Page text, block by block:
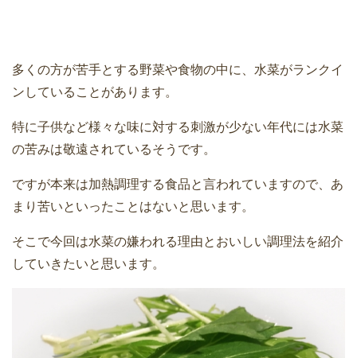
多くの方が苦手とする野菜や食物の中に、水菜がランクイ
ンしていることがあります。
特に子供など様々な味に対する刺激が少ない年代には水菜
の苦みは敬遠されているそうです。
ですが本来は加熱調理する食品と言われていますので、あ
まり苦いといったことはないと思います。
そこで今回は水菜の嫌われる理由とおいしい調理法を紹介
していきたいと思います。